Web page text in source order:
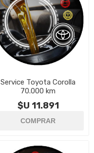
Service Toyota Corolla
70.000 km
$U 11.891